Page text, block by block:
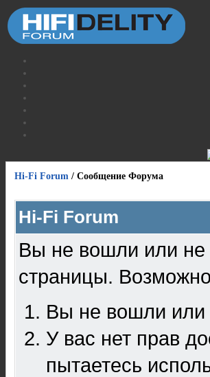
Hi-Fi Forum / Сообщение Форума
Hi-Fi Forum
Вы не вошли или не
страницы.
Вы не вошли или
У вас нет прав
пытаетесь